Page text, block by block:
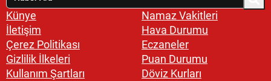
Künye
İletişim
Çerez Politikası
Gizlilik İlkeleri
Kullanım Şartları
Namaz Vakitleri
Hava Durumu
Eczaneler
Puan Durumu
Döviz Kurları